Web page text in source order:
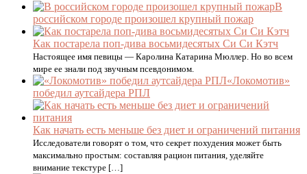
В
российском городе произошел крупный пожар
Как постарела поп-дива восьмидесятых Си Си Кэтч
Настоящее имя певицы — Каролина Катарина Мюллер. Но во всем
мире ее знали под звучным псевдонимом.
«Локомотив»
победил аутсайдера РПЛ
Как начать есть меньше без диет и ограничений питания
Исследователи говорят о том, что секрет похудения может быть
максимально простым: составляя рацион питания, уделяйте
внимание текстуре […]